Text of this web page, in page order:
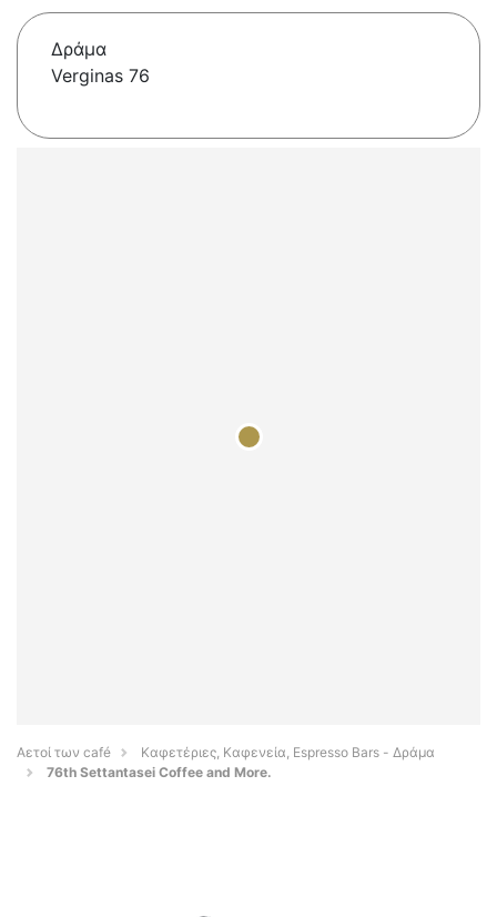
Δράμα
Verginas 76
Αετοί των café
Καφετέριες, Καφενεία, Espresso Bars - Δράμα
76th Settantasei Coffee and More.